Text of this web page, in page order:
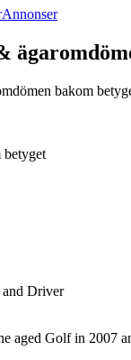
Annonser
bakom
betyget
and Driver
aged Golf in 2007